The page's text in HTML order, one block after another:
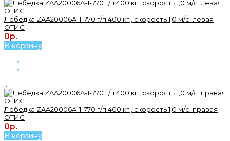
Лебедка ZAA20006A-1-770 г/п 400 кг., скорость 1,0 м/с. левая
ОТИС
0р.
В корзину
Лебедка ZAA20006A-1-770 г/п 400 кг., скорость 1,0 м/с. правая
ОТИС
0р.
В корзину